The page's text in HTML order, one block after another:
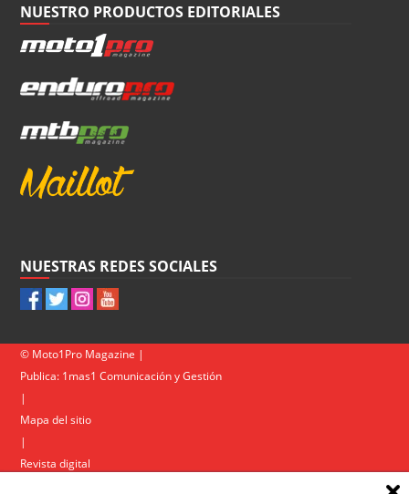
NUESTRO PRODUCTOS EDITORIALES
NUESTRAS REDES SOCIALES
© Moto1Pro Magazine |
Publica: 1mas1 Comunicación y Gestión
|
Mapa del sitio
|
Revista digital